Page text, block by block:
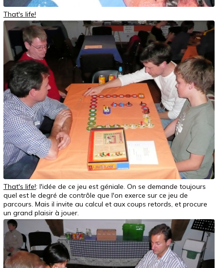
That's life!
That's life!: l'idée de ce jeu est géniale. On se demande toujours
quel est le degré de contrôle que l'on exerce sur ce jeu de
parcours. Mais il invite au calcul et aux coups retords, et procure
un grand plaisir à jouer.